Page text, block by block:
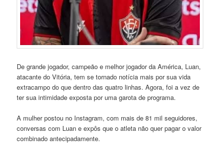
De grande jogador, campeão e melhor jogador da América, Luan,
atacante do Vitória, tem se tornado notícia mais por sua vida
extracampo do que dentro das quatro linhas. Agora, foi a vez de
ter sua intimidade exposta por uma garota de programa.
A mulher postou no Instagram, com mais de 81 mil seguidores,
conversas com Luan e expôs que o atleta não quer pagar o valor
combinado antecipadamente.